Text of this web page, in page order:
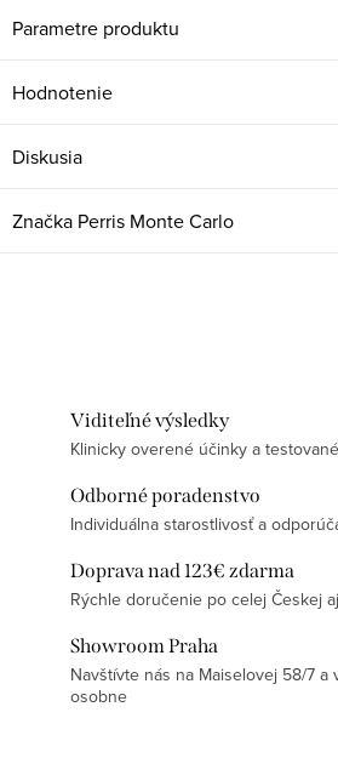
Parametre produktu
Hodnotenie
Diskusia
Značka Perris Monte Carlo
Viditeľné výsledky
Klinicky overené účinky a
Odborné poradenstvo
Individuálna starostlivosť a
Doprava nad 123€ zdarma
Rýchle doručenie po celej Českej
Showroom Praha
Navštívte nás na Maiselovej 58/7
osobne